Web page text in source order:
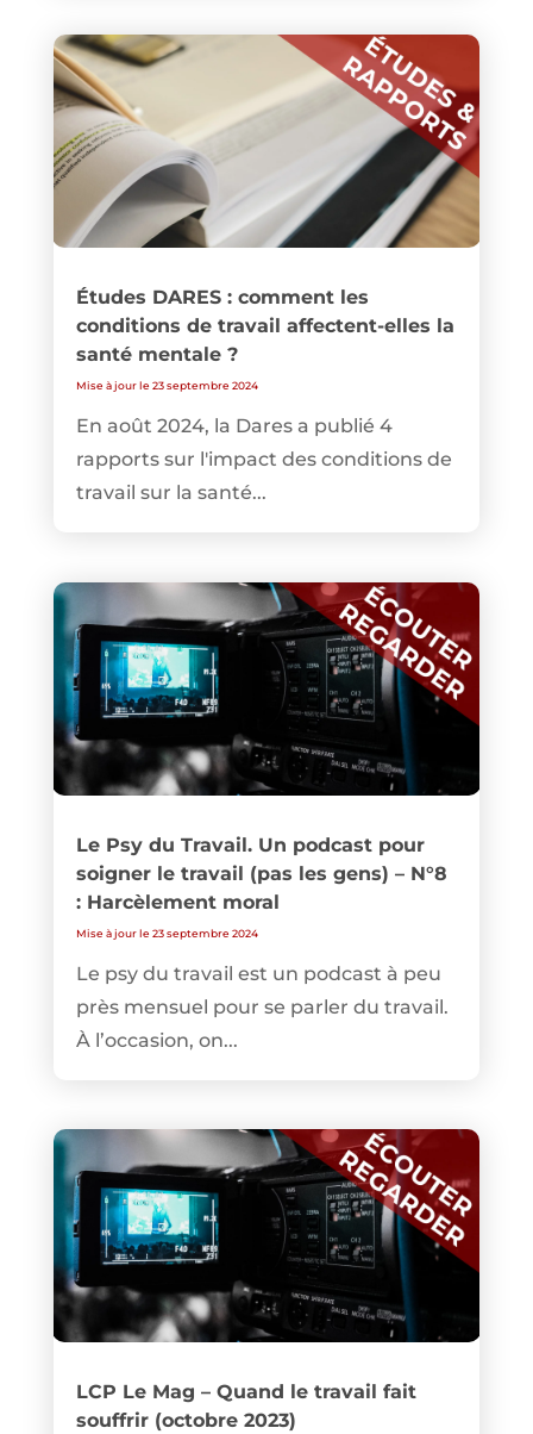
Études DARES : comment les
conditions de travail affectent-elles la
santé mentale ?
Mise à jour le 23 septembre 2024
En août 2024, la Dares a publié 4
rapports sur l'impact des conditions de
travail sur la santé...
Le Psy du Travail. Un podcast pour
soigner le travail (pas les gens) – N°8
: Harcèlement moral
Mise à jour le 23 septembre 2024
Le psy du travail est un podcast à peu
près mensuel pour se parler du travail.
À l’occasion, on...
LCP Le Mag – Quand le travail fait
souffrir (octobre 2023)